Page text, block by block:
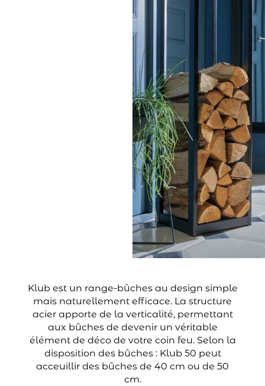
Klub est un range-bûches au design simple
mais naturellement efficace. La structure
acier apporte de la verticalité, permettant
aux bûches de devenir un véritable
élément de déco de votre coin feu. Selon la
disposition des bûches : Klub 50 peut
acceuillir des bûches de 40 cm ou de 50
cm.